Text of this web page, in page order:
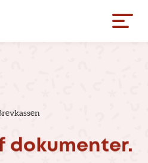
dokumenter.